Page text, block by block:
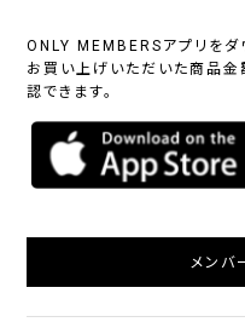
ONLY MEMBERSアプリをダ
お買い上げいただいた商品金
認できます。
メンバ